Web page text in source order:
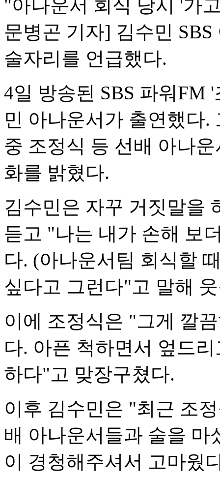
"아나운서 회식 당시 '가
문병곤 기자] 김수민
술자리를 언급했다.
4일 방송된 SBS 파워FM
민 아나운서가 출연했다.
중 조정식 등 선배 아나
화를 밝혔다.
김수민은 자꾸 거짓말을
듣고 "나는 내가 손해 보
다. (아나운서팀 회식할
싶다고 그런다"고 말해
이에 조정식은 "그게 깔
다. 아픈 척하면서 엎드
하다"고 맞장구쳤다.
이후 김수민은 "최근 조
배 아나운서들과 술을 마
이 경청해주셔서 고마웠